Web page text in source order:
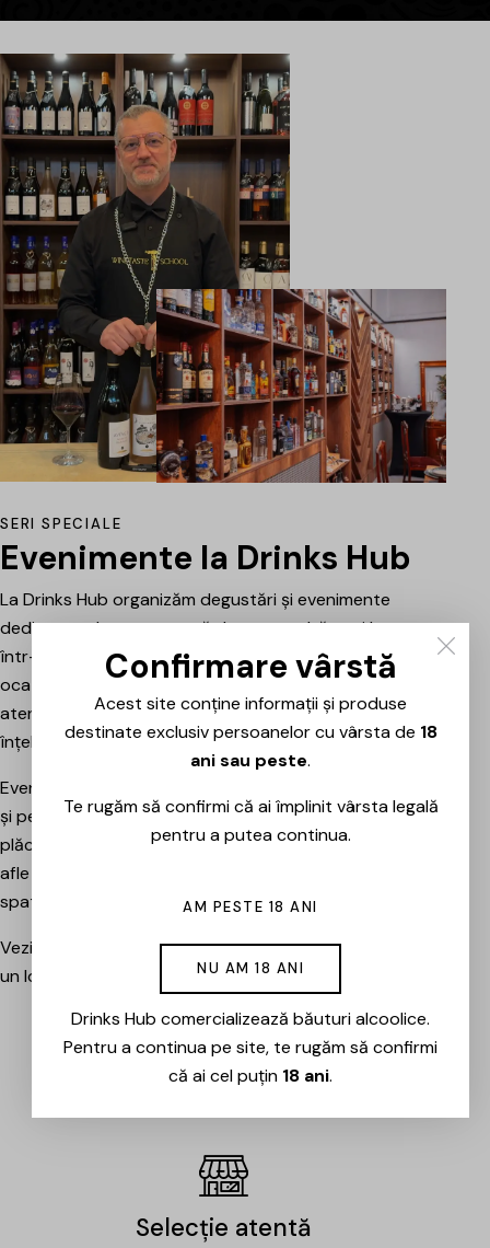
SERI SPECIALE
Evenimente la Drinks Hub
La Drinks Hub organizăm degustări și evenimente
dedicate celor care vor să descopere băuturi bune
într-o atmosferă relaxată. Fiecare întâlnire este o
ocazie de a explora vinuri, spumante sau alte băuturi
atent alese, prezentate și explicate pe scurt pentru a
înțelege mai bine stilul, originea și caracterul fiecăruia.
Evenimentele sunt potrivite atât pentru pasionați, cât
și pentru cei care vor pur și simplu să petreacă o seară
plăcută între prieteni, să descopere băuturi noi și să
afle mai multe despre cramele sau producătorii din
spatele lor.
Vezi evenimentele organizate de Drinks Hub și rezervă
un loc la următoarea degustare.
EVENIMENTE
Selecție atentă
Confirmare vârstă
Acest site conține informații și produse
destinate exclusiv persoanelor cu vârsta de 18
ani sau peste.
Te rugăm să confirmi că ai împlinit vârsta legală
pentru a putea continua.
AM PESTE 18 ANI
NU AM 18 ANI
Drinks Hub comercializează băuturi alcoolice.
Pentru a continua pe site, te rugăm să confirmi
că ai cel puțin 18 ani.